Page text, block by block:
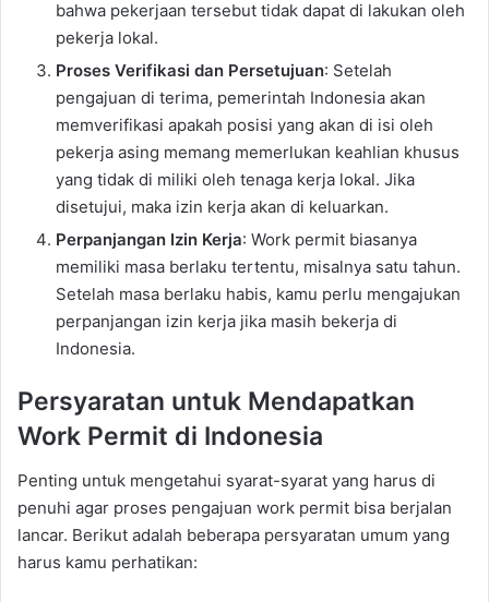
bahwa pekerjaan tersebut tidak dapat di lakukan oleh
pekerja lokal.
Proses Verifikasi dan Persetujuan: Setelah
pengajuan di terima, pemerintah Indonesia akan
memverifikasi apakah posisi yang akan di isi oleh
pekerja asing memang memerlukan keahlian khusus
yang tidak di miliki oleh tenaga kerja lokal. Jika
disetujui, maka izin kerja akan di keluarkan.
Perpanjangan Izin Kerja: Work permit biasanya
memiliki masa berlaku tertentu, misalnya satu tahun.
Setelah masa berlaku habis, kamu perlu mengajukan
perpanjangan izin kerja jika masih bekerja di
Indonesia.
Persyaratan untuk Mendapatkan
Work Permit di Indonesia
Penting untuk mengetahui syarat-syarat yang harus di
penuhi agar proses pengajuan work permit bisa berjalan
lancar. Berikut adalah beberapa persyaratan umum yang
harus kamu perhatikan: